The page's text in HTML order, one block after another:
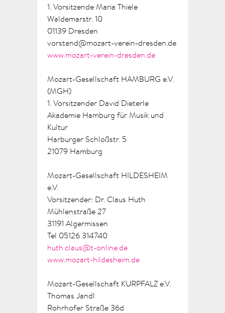
1. Vorsitzende Maria Thiele
Waldemarstr. 10
01139 Dresden
vorstand@mozart-verein-dresden.de
www.mozart-verein-dresden.de
Mozart-Gesellschaft HAMBURG e.V.
(MGH)
1. Vorsitzender David Dieterle
Akademie Hamburg für Musik und
Kultur
Harburger Schloßstr. 5
21079 Hamburg
Mozart-Gesellschaft HILDESHEIM
e.V.
Vorsitzender: Dr. Claus Huth
Mühlenstraße 27
31191 Algermissen
Tel 05126 314740
huth.claus@t-online.de
www.mozart-hildesheim.de
Mozart-Gesellschaft KURPFALZ e.V.
Thomas Jandl
Rohrhofer Straße 36d